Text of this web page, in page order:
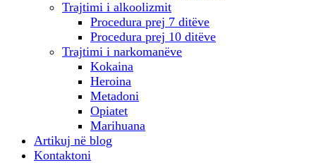
Trajtimi i alkoolizmit
Procedura prej 7 ditëve
Procedura prej 10 ditëve
Trajtimi i narkomanëve
Kokaina
Heroina
Metadoni
Opiatet
Marihuana
Artikuj në blog
Kontaktoni